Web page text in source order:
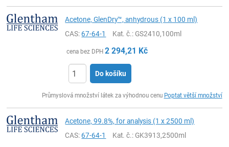
Acetone, GlenDry™, anhydrous (1 x 100 ml)
CAS:67-64-1 Kat. č.: GS2410,100ml
cena bez DPH 2 294,21 Kč
Do košíku
Průmyslová množství látek za výhodnou cenu Poptat větší množství
Acetone, 99.8%, for analysis (1 x 2500 ml)
CAS:67-64-1 Kat. č.: GK3913,2500ml